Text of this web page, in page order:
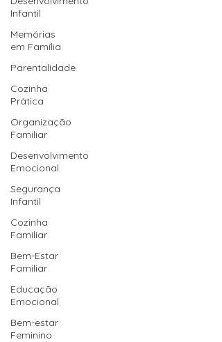
Infantil
Memórias
em Família
Parentalidade
Cozinha
Prática
Organização
Familiar
Desenvolvimento
Emocional
Segurança
Infantil
Cozinha
Familiar
Bem-Estar
Familiar
Educação
Emocional
Bem-estar
Feminino